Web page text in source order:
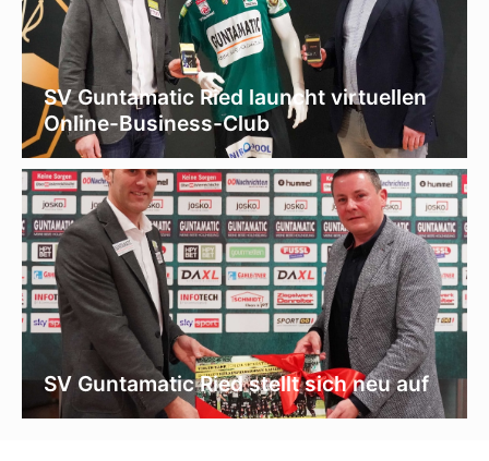
SV Guntamatic Ried launcht virtuellen
Online-Business-Club
SV Guntamatic Ried stellt sich neu auf